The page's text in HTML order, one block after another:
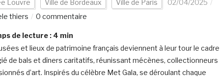
Louvre Ville de Bordeaux Ville de Paris
02/04/2025
thiers
0 commentaire
de lecture : 4 min
et lieux de patrimoine français deviennent à leur tour le cadre
de bals et dîners caritatifs, réunissant mécènes, collectionneurs
d’art. Inspirés du célèbre Met Gala, se déroulant chaque